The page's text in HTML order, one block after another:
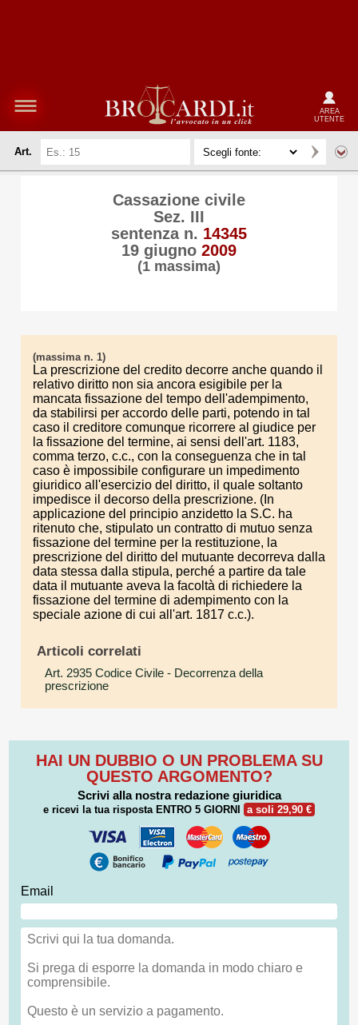
AREA
UTENTE
Art.
Cassazione civile
Sez. III
sentenza n. 14345
19 giugno 2009
(1 massima)
(massima n. 1)
La prescrizione del credito decorre anche quando il
relativo diritto non sia ancora esigibile per la
mancata fissazione del tempo dell'adempimento,
da stabilirsi per accordo delle parti, potendo in tal
caso il creditore comunque ricorrere al giudice per
la fissazione del termine, ai sensi dell'art. 1183,
comma terzo, c.c., con la conseguenza che in tal
caso è impossibile configurare un impedimento
giuridico all'esercizio del diritto, il quale soltanto
impedisce il decorso della prescrizione. (In
applicazione del principio anzidetto la S.C. ha
ritenuto che, stipulato un contratto di mutuo senza
fissazione del termine per la restituzione, la
prescrizione del diritto del mutuante decorreva dalla
data stessa dalla stipula, perché a partire da tale
data il mutuante aveva la facoltà di richiedere la
fissazione del termine di adempimento con la
speciale azione di cui all'art. 1817 c.c.).
Articoli correlati
Art. 2935 Codice Civile - Decorrenza della
prescrizione
HAI UN DUBBIO O UN PROBLEMA SU
QUESTO ARGOMENTO?
Scrivi alla nostra redazione giuridica
e ricevi la tua risposta ENTRO 5 GIORNI a soli 29,90 €
Email